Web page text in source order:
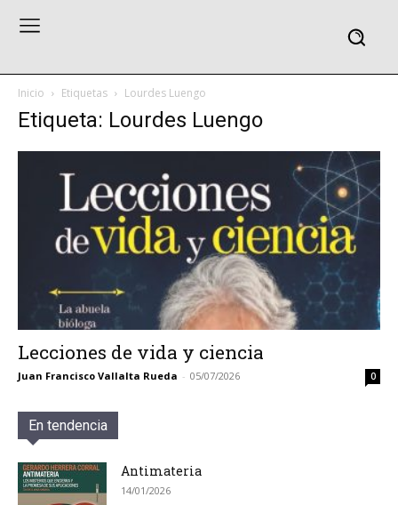
Inicio Etiquetas Lourdes Luengo
Etiqueta: Lourdes Luengo
Lecciones de vida y ciencia
Juan Francisco Vallalta Rueda - 05/07/2026 0
En tendencia
Antimateria
14/01/2026